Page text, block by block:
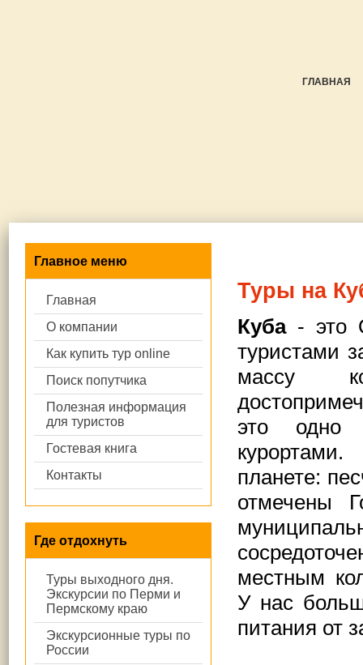
ГЛАВНАЯ
Главное меню
Главная
О компании
Как купить тур online
Поиск попутчика
Полезная информация
для туристов
Гостевая книга
Контакты
Где отдохнуть
Туры выходного дня.
Экскурсии по Перми и
Пермскому краю
Экскурсионные туры по
России
Туры на
Куба- это
туристами
массу
это одно
планете:
отмечены
местным
У нас
питания от